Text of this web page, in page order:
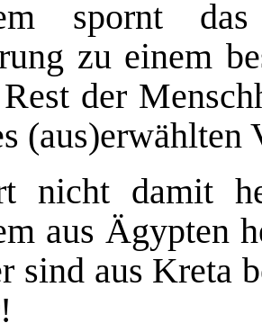
spornt
zu einem
der
(aus)erwählten
nicht damit
aus Ägypten
sind aus Kreta